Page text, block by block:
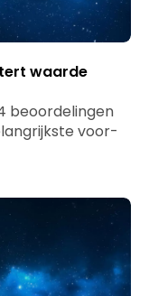
waarde
beoordelingen
voor-